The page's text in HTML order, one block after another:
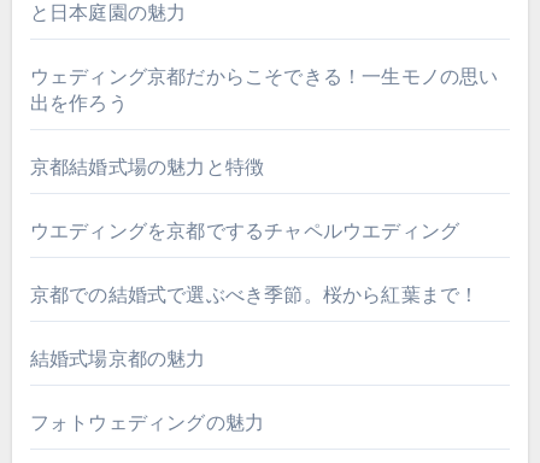
と日本庭園の魅力
ウェディング京都だからこそできる！一生モノの思い
出を作ろう
京都結婚式場の魅力と特徴
ウエディングを京都でするチャペルウエディング
京都での結婚式で選ぶべき季節。桜から紅葉まで！
結婚式場京都の魅力
フォトウェディングの魅力